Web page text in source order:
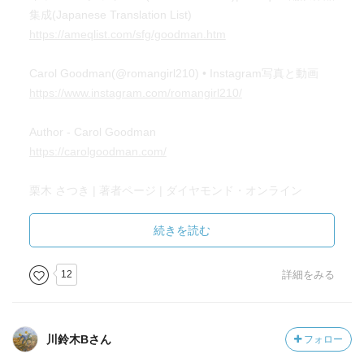
が席巻していて（懐かしい！！）埋もれてしまったとの見
実力者。
集成(Japanese Translation List)
Carol Goodman(@romangirl210) • Instagram写真と動画
Author - Carol Goodman
栗木 さつき | 著者ページ | ダイヤモンド・オンライン
出版翻訳データベース／栗木さつきさん
https://www.cavapoco.com/trs-data/db/k/kuriki_s.html
京創元社
https://www.tsogen.co.jp/np/isbn/9784488253080
続きを読む
12 詳細をみる
川鈴木Bさん フォロー